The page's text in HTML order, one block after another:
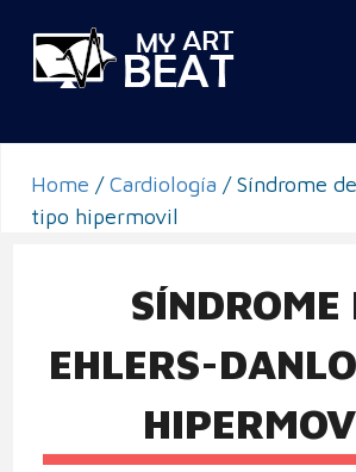
Home /Cardiología /Síndrome
tipo hipermovil
SÍNDROME
EHLERS-